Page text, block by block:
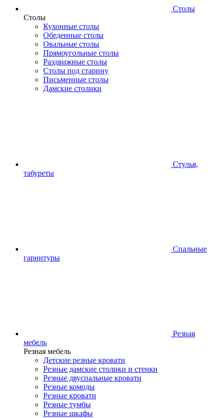
Столы
Столы
Кухонные столы
Обеденные столы
Овальные столы
Прямоугольные столы
Раздвижные столы
Столы под старину
Письменные столы
Дамские столики
Стулья,
табуреты
Спальные
гарнитуры
Резная
мебель
Резная мебель
Детские резные кровати
Резные дамские столики и стенки
Резные двуспальные кровати
Резные комоды
Резные кровати
Резные тумбы
Резные шкафы